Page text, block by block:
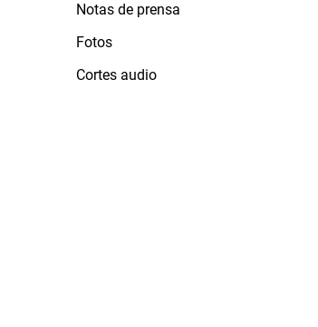
Notas de prensa
Fotos
Cortes audio